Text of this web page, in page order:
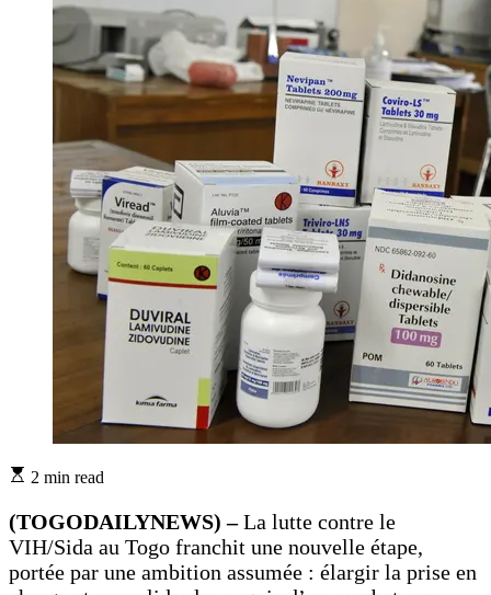
Estimated
time
2 min read
(TOGODAILYNEWS) –La lutte contre le
VIH/Sida au Togo franchit une nouvelle étape,
portée par une ambition assumée : élargir la prise en